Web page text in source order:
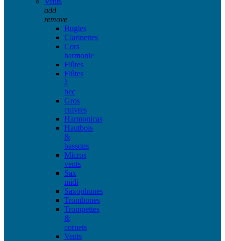
add
remove
Bugles
Clarinettes
Cors
harmonie
Flûtes
Flûtes
à
bec
Gros
cuivres
Harmonicas
Hautbois
&
bassons
Micros
vents
Sax
midi
Saxophones
Trombones
Trompettes
&
cornets
Vents